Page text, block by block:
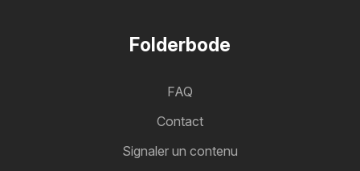
Folderbode
FAQ
Contact
Signaler un contenu